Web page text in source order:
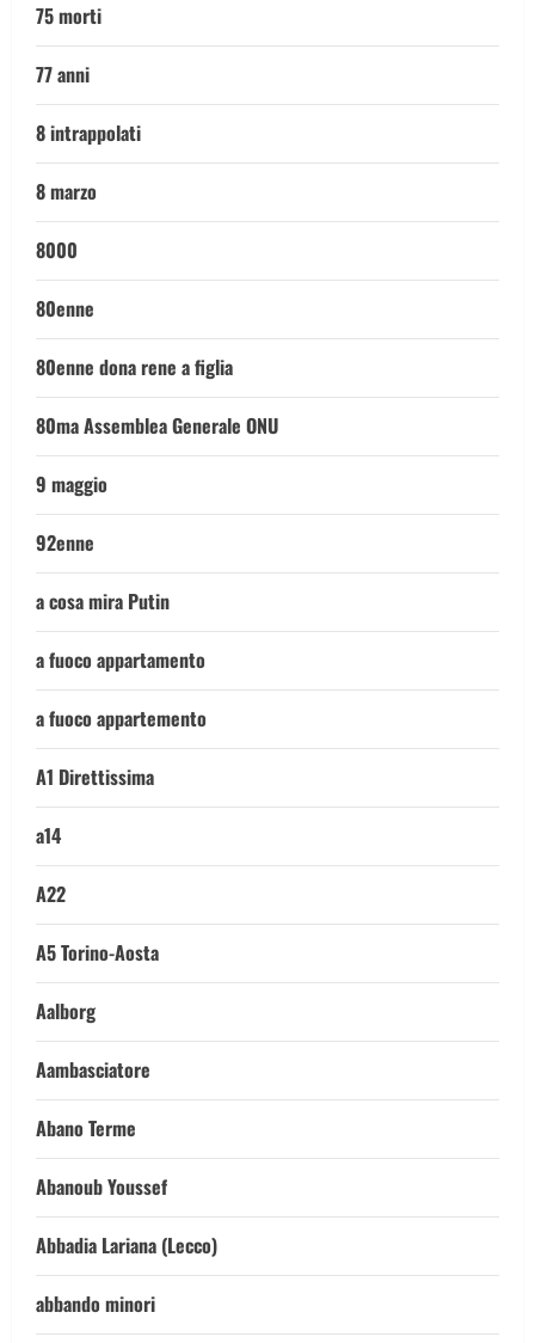
75 morti
77 anni
8 intrappolati
8 marzo
8000
80enne
80enne dona rene a figlia
80ma Assemblea Generale ONU
9 maggio
92enne
a cosa mira Putin
a fuoco appartamento
a fuoco appartemento
A1 Direttissima
a14
A22
A5 Torino-Aosta
Aalborg
Aambasciatore
Abano Terme
Abanoub Youssef
Abbadia Lariana (Lecco)
abbando minori